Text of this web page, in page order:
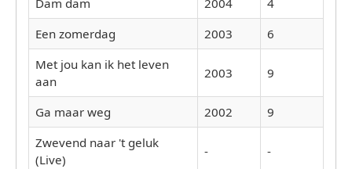
Dam dam
2004
4
Een zomerdag
2003
6
Met jou kan ik het leven
aan
2003 9
Ga maar weg 2002
9
Zwevend naar 't geluk
(Live)
- -